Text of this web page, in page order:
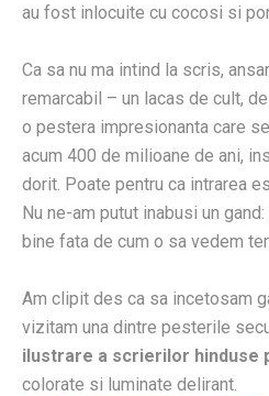
au fost inlocuite cu cocosi si
Ca sa nu ma intind la scris,
remarcabil – un lacas de cult,
o pestera impresionanta care
acum 400 de milioane de ani,
dorit. Poate pentru ca intrarea
Nu ne-am putut inabusi un
bine fata de cum o sa vedem
Am clipit des ca sa incetosam
vizitam una dintre pesterile
ilustrare a scrierilor hinduse
colorate si luminate delirant.